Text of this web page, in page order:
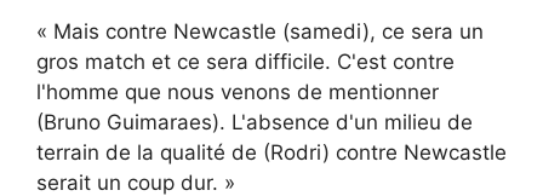
« Mais contre Newcastle (samedi), ce sera un
gros match et ce sera difficile. C'est contre
l'homme que nous venons de mentionner
(Bruno Guimaraes). L'absence d'un milieu de
terrain de la qualité de (Rodri) contre Newcastle
serait un coup dur. »